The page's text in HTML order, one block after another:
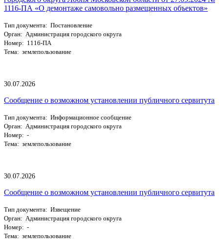
1116-ПА «О демонтаже самовольно размещенных объектов»
Тип документа: Постановление
Орган: Администрация городского округа
Номер: 1116-ПА
Тема: землепользование
30.07.2026
Сообщение о возможном установлении публичного сервитута
Тип документа: Информационное сообщение
Орган: Администрация городского округа
Номер: -
Тема: землепользование
30.07.2026
Сообщение о возможном установлении публичного сервитута
Тип документа: Извещение
Орган: Администрация городского округа
Номер: -
Тема: землепользование